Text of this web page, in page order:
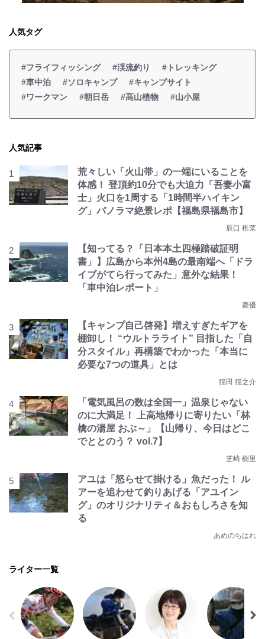
人気タグ
#フライフィッシング #渓流釣り
#トレッキング
#車中泊
#ソロキャンプ
#キャンプサイト
#ワークマン
#朝日岳 #高山植物 #山小屋
人気記事
荒々しい「火山帯」の一端にいることを
体感！ 登頂約10分でも大迫力「吾妻小富
士」火口を1周する「1時間半ハイキン
グ」パノラマ絶景レポ【福島県福島市】
辰口 稚菜
【知ってる？「日本本土四極踏破証明
書」】広島から本州4島の最南端へ「ドラ
イブがてら行ってみた」意外な結果！
「車中泊レポート」
菱優
【キャンプ自己啓発】増えすぎたギアを
棚卸し！ “ウルトラライト” 目指した「自
分スタイル」再構築でわかった「本当に
必要な7つの道具」とは
猫田 猫之介
「電気風呂の数は全国一」温泉じゃない
のに大満足！ 上高地帰りに寄りたい「林
檎の湯屋 おぶ～」【山帰り、今日はどこ
でととのう？ vol.7】
芝崎 樹里
アユは「怒らせて掛ける」魚だった！ ル
アーを追わせて釣りあげる「アユイン
グ」のオリジナリティ＆おもしろさを知
る
あめのちはれ
ライター一覧